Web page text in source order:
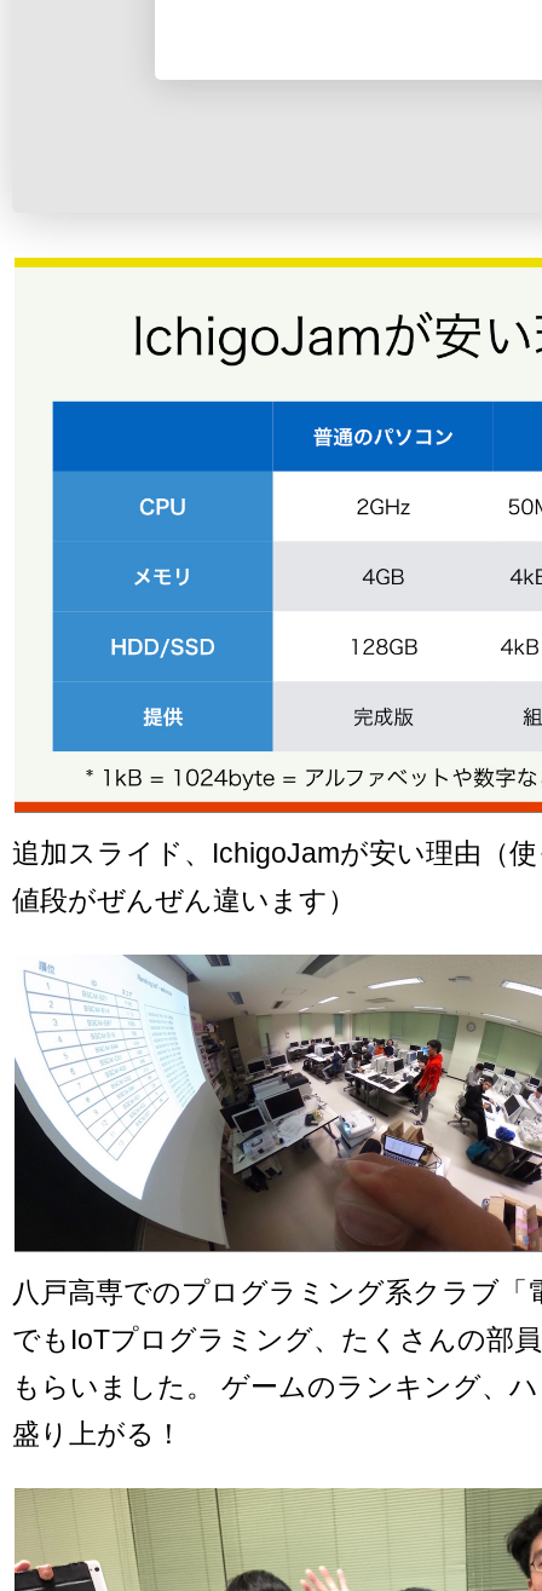
追加スライド、IchigoJamが安い理由（
値段がぜんぜん違います）
八戸高専でのプログラミング系クラブ「
でもIoTプログラミング、たくさんの部
もらいました。 ゲームのランキング、
盛り上がる！